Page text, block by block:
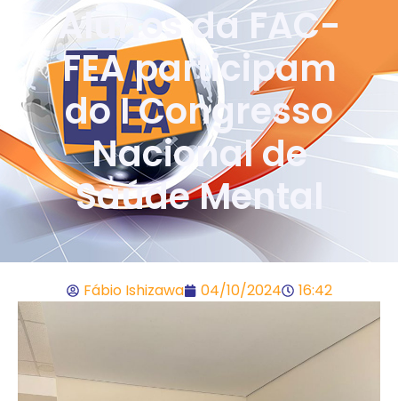
Alunos da FAC-
FEA participam
do I Congresso
Nacional de
Saúde Mental
Fábio Ishizawa 04/10/2024 16:42